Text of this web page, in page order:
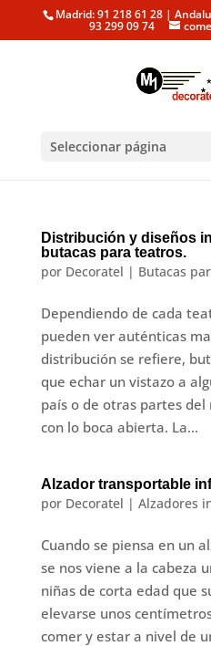
Madrid: 91 218 61 28 |
93 299 09 74
Seleccionar página
Distribución y diseños
butacas para teatros.
por Decoratel | Butacas
Dependiendo de cada
pueden ver auténticas
distribución se refiere,
que echar un vistazo a
país o de otras partes
con lo boca abierta. La...
Alzador transportable
por Decoratel | Alzadores
Cuando se piensa en un
se nos viene a la cabeza
niñas de corta edad que
elevarse unos
comer y estar a nivel de